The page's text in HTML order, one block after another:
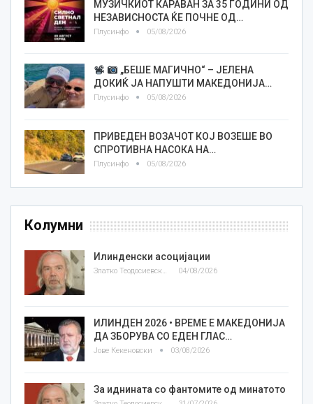
МУЗИЧКИОТ КАРАВАН ЗА 35 ГОДИНИ ОД
НЕЗАВИСНОСТА ЌЕ ПОЧНЕ ОД…
Плусинфо 05/08/2026
„БЕШЕ МАГИЧНО“ – ЈЕЛЕНА
ДОКИЌ ЈА НАПУШТИ МАКЕДОНИЈА…
Плусинфо 05/08/2026
ПРИВЕДЕН ВОЗАЧОТ КОЈ ВОЗЕШЕ ВО
СПРОТИВНА НАСОКА НА…
Плусинфо 05/08/2026
Колумни
Илинденски асоцијации
Златко Теодосиевски 04/08/2026
ИЛИНДЕН 2026 • ВРЕМЕ Е МАКЕДОНИЈА
ДА ЗБОРУВА СО ЕДЕН ГЛАС…
Јове Кекеновски 03/08/2026
За иднината со фантомите од минатото